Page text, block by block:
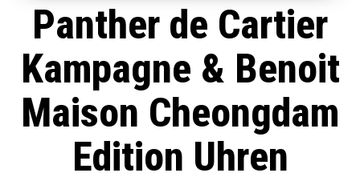
Panther de Cartier
Kampagne & Benoit
Maison Cheongdam
Edition Uhren